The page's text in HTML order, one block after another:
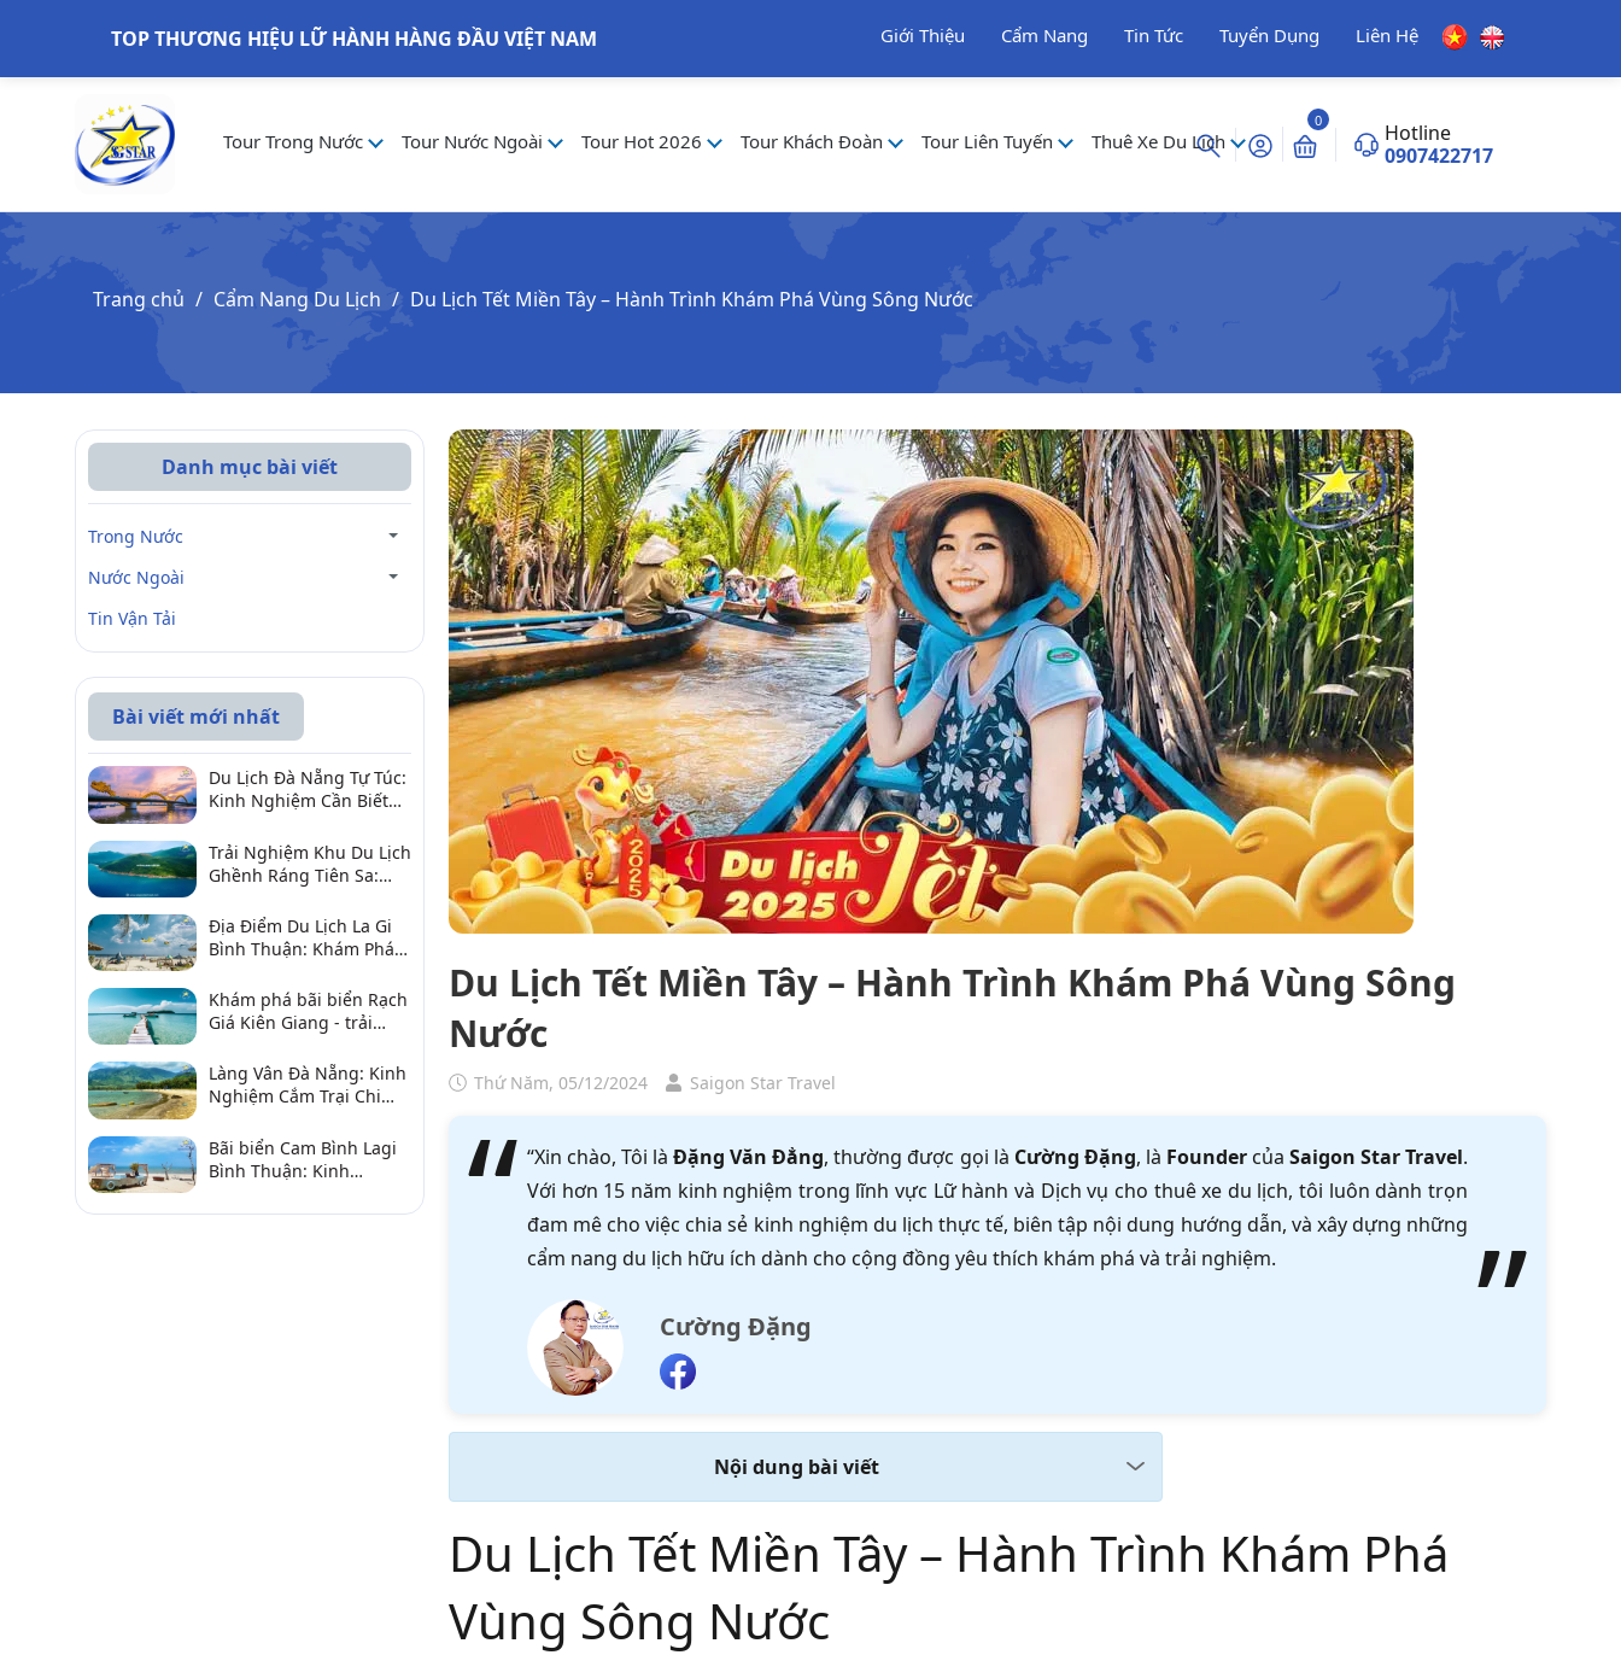
TOP THƯƠNG HIỆU LỮ HÀNH HÀNG ĐẦU VIỆT NAM Giới Thiệu Cẩm Nang Tin Tức Tuyển Dụng Liên Hệ
Tour Trong Nước Tour Nước Ngoài Tour Hot 2026 Tour Khách Đoàn Tour Liên Tuyến Thuê Xe Du Lịch
0
Hotline
0907422717
Trang chủ Cẩm Nang Du Lịch Du Lịch Tết Miền Tây – Hành Trình Khám Phá Vùng Sông Nước
Du Lịch Tết Miền Tây – Hành Trình Khám Phá Vùng Sông
Nước
Thứ Năm, 05/12/2024 Saigon Star Travel
“Xin chào, Tôi làĐặng Văn Đẳng, thường được gọi là Cường Đặng, là Foundercủa Saigon Star Travel.
Với hơn 15 năm kinh nghiệm trong lĩnh vực Lữ hành và Dịch vụ cho thuê xe du lịch, tôi luôn dành trọn
đam mê cho việc chia sẻ kinh nghiệm du lịch thực tế, biên tập nội dung hướng dẫn, và xây dựng những
cẩm nang du lịch hữu ích dành cho cộng đồng yêu thích khám phá và trải nghiệm.
Cường Đặng
Nội dung bài viết
Du Lịch Tết Miền Tây – Hành Trình Khám Phá
Vùng Sông Nước
Danh mục bài viết
Trong Nước
Nước Ngoài
Tin Vận Tải
Bài viết mới nhất
Du Lịch Đà Nẵng Tự Túc:
Kinh Nghiệm Cần Biết
Vời
Trải Nghiệm Khu Du Lịch
Ghềnh Ráng Tiên Sa:
Qua
Địa Điểm Du Lịch La Gi
Bình Thuận: Khám Phá 6
2026
Khám phá bãi biển Rạch
Giá Kiên Giang - trải
Làng Vân Đà Nẵng: Kinh
Nghiệm Cắm Trại Chi
Bãi biển Cam Bình Lagi
Bình Thuận: Kinh
sản, điểm gần